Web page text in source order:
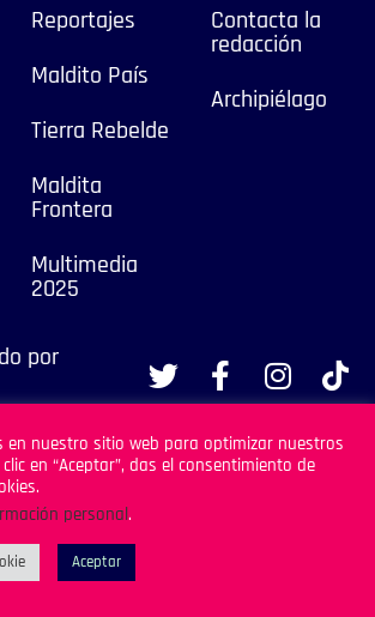
Reportajes
Maldito País
Tierra Rebelde
Maldita
Frontera
Multimedia
2025
Contacta la
redacción
Archipiélago
por
en nuestro sitio web para optimizar nuestros
en “Aceptar”, das el consentimiento de
personal.
Aceptar